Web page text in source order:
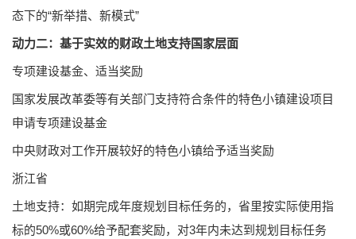
态下的“新举措、新模式”
动力二：基于实效的财政土地支持国家层面
专项建设基金、适当奖励
国家发展改革委等有关部门支持符合条件的特色小镇建设项目
申请专项建设基金
中央财政对工作开展较好的特色小镇给予适当奖励
浙江省
土地支持：如期完成年度规划目标任务的，省里按实际使用指
标的50%或60%给予配套奖励，对3年内未达到规划目标任务